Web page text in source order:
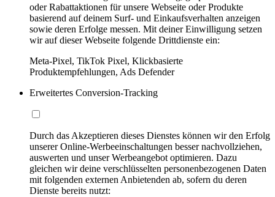
oder Rabattaktionen für unsere Webseite oder Produkte
basierend auf deinem Surf- und Einkaufsverhalten anzeigen
sowie deren Erfolge messen. Mit deiner Einwilligung setzen
wir auf dieser Webseite folgende Drittdienste ein:
Meta-Pixel, TikTok Pixel, Klickbasierte
Produktempfehlungen, Ads Defender
Erweitertes Conversion-Tracking
Durch das Akzeptieren dieses Dienstes können wir den Erfolg
unserer Online-Werbeeinschaltungen besser nachvollziehen,
auswerten und unser Werbeangebot optimieren. Dazu
gleichen wir deine verschlüsselten personenbezogenen Daten
mit folgenden externen Anbietenden ab, sofern du deren
Dienste bereits nutzt: